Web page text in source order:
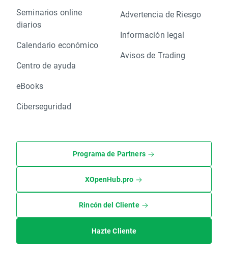
Seminarios online
diarios
Calendario económico
Centro de ayuda
eBooks
Ciberseguridad
Advertencia de Riesgo
Información legal
Avisos de Trading
Programa de Partners
XOpenHub.pro
Rincón del Cliente
Hazte Cliente